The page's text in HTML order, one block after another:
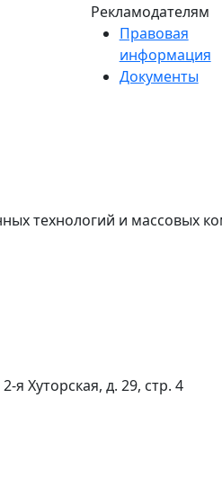
Рекламодателям
Правовая
информация
Документы
технологий и массовых
я Хуторская, д. 29, стр. 4